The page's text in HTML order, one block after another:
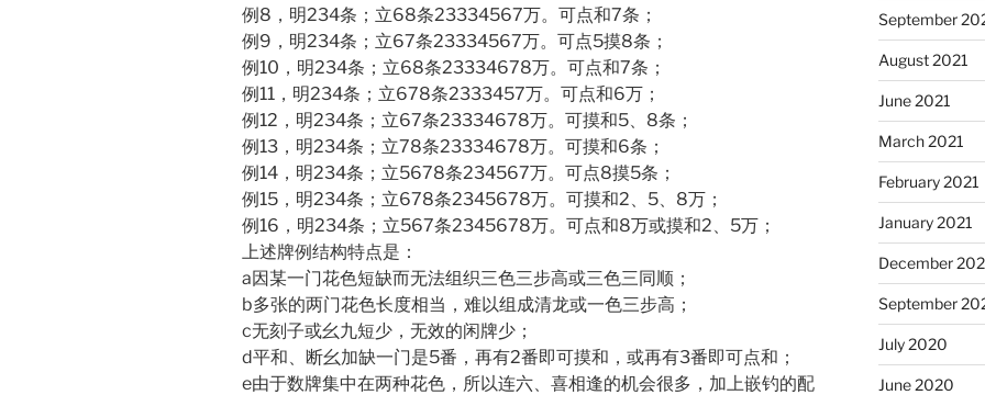
例8，明234条；立68条23334567万。可点和7条；
例9，明234条；立67条23334567万。可点5摸8条；
例10，明234条；立68条23334678万。可点和7条；
例11，明234条；立678条2333457万。可点和6万；
例12，明234条；立67条23334678万。可摸和5、8条；
例13，明234条；立78条23334678万。可摸和6条；
例14，明234条；立5678条234567万。可点8摸5条；
例15，明234条；立678条2345678万。可摸和2、5、8万；
例16，明234条；立567条2345678万。可点和8万或摸和2、5万；
上述牌例结构特点是：
a因某一门花色短缺而无法组织三色三步高或三色三同顺；
b多张的两门花色长度相当，难以组成清龙或一色三步高；
c无刻子或幺九短少，无效的闲牌少；
d平和、断幺加缺一门是5番，再有2番即可摸和，或再有3番即可点和；
e由于数牌集中在两种花色，所以连六、喜相逢的机会很多，加上嵌钓的配
September
August 2021
June 2021
March 2021
February 2021
January 2021
December
September
July 2020
June 2020